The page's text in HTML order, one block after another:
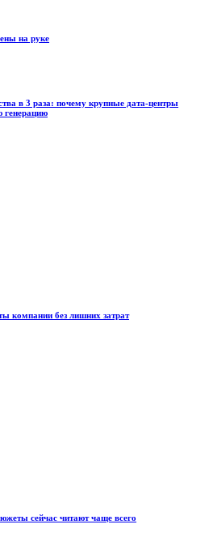
на руке
в 3 раза: почему крупные дата-центры
генерацию
компании без лишних затрат
сейчас читают чаще всего